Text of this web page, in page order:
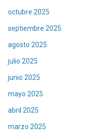
octubre 2025
septiembre 2025
agosto 2025
julio 2025
junio 2025
mayo 2025
abril 2025
marzo 2025